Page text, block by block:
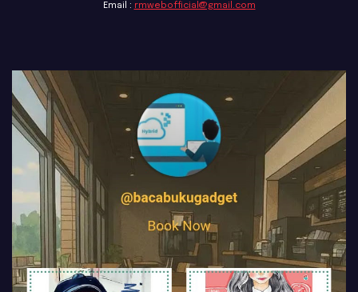
Email : rmwebofficial@gmail.com